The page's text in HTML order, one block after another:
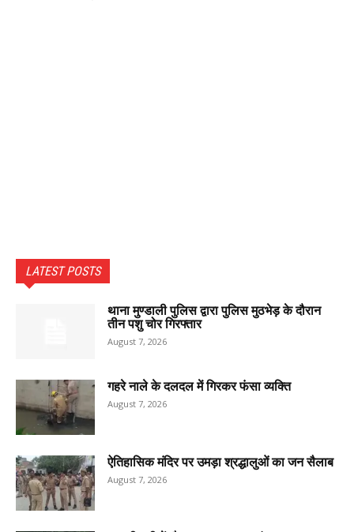
LATEST POSTS
थाना मुण्डाली पुलिस द्वारा पुलिस मुठभेड़ के दौरान
तीन पशु चोर गिरफ्तार
August 7, 2026
गहरे नाले के दलदल में गिरकर फंसा व्यक्ति
August 7, 2026
ऐतिहासिक मंदिर पर उमड़ा श्रद्धालुओं का जन सैलाब
August 7, 2026